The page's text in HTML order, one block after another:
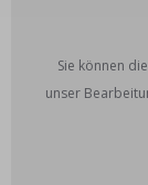
Sie können
unser